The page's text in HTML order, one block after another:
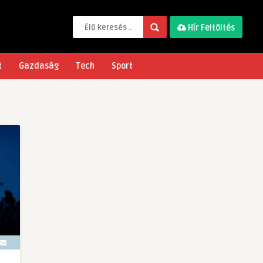
Hír Feltöltés
Gazdaság Tech Sport